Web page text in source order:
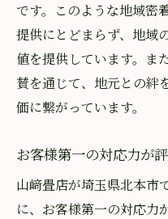
です。このような地域密
提供にとどまらず、地域
値を提供しています。ま
賛を通じて、地元との絆
価に繋がっています。
お客様第一の対応力が
山﨑畳店が埼玉県北本市
に、お客様第一の対応力